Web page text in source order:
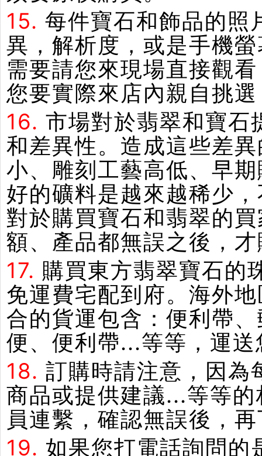
15. 每件寶石和飾品的照
異，解析度，或是手機
需要請您來現場直接觀
您要實際來店內親自挑
16. 市場對於翡翠和寶石
和差異性。造成這些差
小、雕刻工藝高低、早
好的礦料是越來越稀少
對於購買寶石和翡翠的
額、產品都無誤之後，
17. 購買東方翡翠寶石的
免運費宅配到府。海外
合的貨運包含：便利帶
便、便利帶...等等，運
18. 訂購時請注意，因為
商品或提供建議...等等
員連繫，確認無誤後，
19. 如果您打電話詢問的